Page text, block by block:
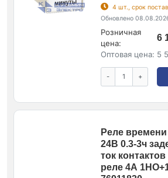
4 шт., срок
Обновлено
Розничная
цена:
6
Оптовая цена: 5
- +
Реле
24В 0.3-3ч
ток
реле 4А